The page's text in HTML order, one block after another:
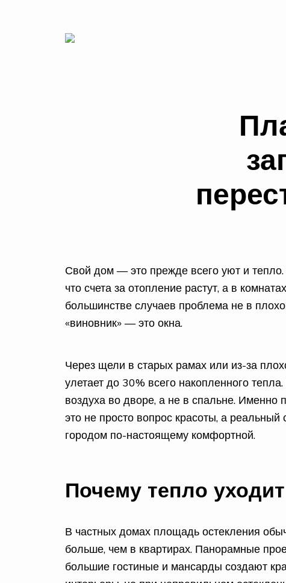
Свой дом — это прежде всего уют и
что счета за отопление растут, а в
большинстве случаев проблема не в
«виновник» — это окна.
Через щели в старых рамах или из-за
улетает до 30% всего накопленного
воздуха во дворе, а не в спальне.
это не просто вопрос красоты, а реальный
городом по-настоящему комфортной.
Почему тепло
В частных домах площадь остекления
больше, чем в квартирах. Панорамные
большие гостиные и мансарды создают